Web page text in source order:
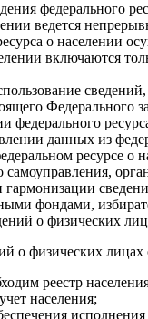
федерального
ведется
о населении
включаются
Федерального
данных из
ресурсе о
самоуправления,
гармонизации
фондами,
о физических
о физических
реестр
населения;